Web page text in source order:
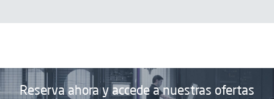
Reserva ahora y accede a nuestras ofertas